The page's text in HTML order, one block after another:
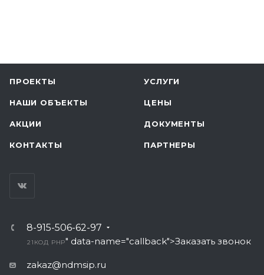
ПРОЕКТЫ УСЛУГИ
НАШИ ОБЪЕКТЫ ЦЕНЫ
АКЦИИ ДОКУМЕНТЫ
КОНТАКТЫ ПАРТНЕРЫ
8-915-506-62-97
21 КОД PHP" data-name="callback">Заказать звонок
zakaz@ndmsip.ru